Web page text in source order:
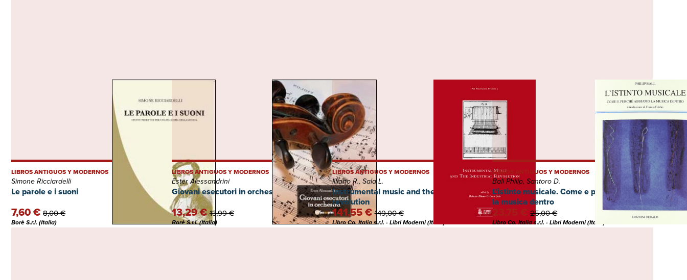
Le parole e i suoni
LIBROS ANTIGUOS Y MODERNOS
Simone Ricciardelli
7,60 € 8,00 €
Borè S.r.l. (Italia)
Giovani esecutori in orchestra
LIBROS ANTIGUOS Y MODERNOS
Ester Alessandrini
13,29 €13,99 €
Borè S.r.l. (Italia)
Instrumental music and the industrial
revolution
LIBROS ANTIGUOS Y MODERNOS
Illiano R., Sala L.
141,55 €149,00 €
Libro Co. Italia s.r.l. - Libri Moderni (Italia)
L'istinto musicale. Come e perché abbiamo
la musica dentro
LIBROS ANTIGUOS Y MODERNOS
Ball Philip, Santoro D.
23,75 €25,00 €
Libro Co. Italia s.r.l. - Libri Moderni (Italia)